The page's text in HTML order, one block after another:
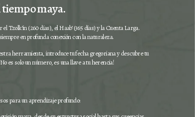
maya.
Tzolk’in (260 días), el Haab’ (365 días) y la Cuenta Larga.
en profunda conexión con la naturaleza.
herramienta, introduce tu fecha gregoriana y descubre tu
es solo un número, es una llave a tu herencia!
para un aprendizaje profundo: